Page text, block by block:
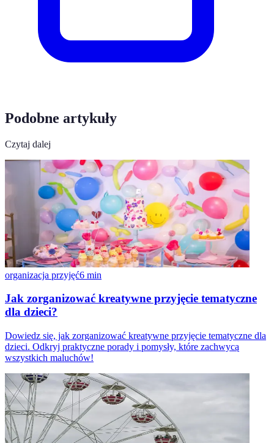
Podobne artykuły
Czytaj dalej
organizacja przyjęć6 min
Jak zorganizować kreatywne przyjęcie tematyczne
dla dzieci?
Dowiedz się, jak zorganizować kreatywne przyjęcie tematyczne dla
dzieci. Odkryj praktyczne porady i pomysły, które zachwycą
wszystkich maluchów!